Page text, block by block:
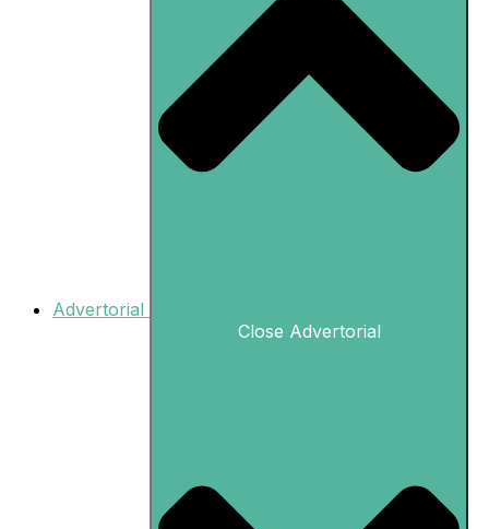
Advertorial
Close Advertorial